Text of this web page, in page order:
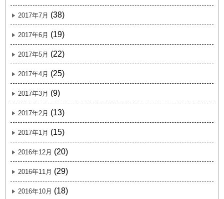
2017年7月 (38)
2017年6月 (19)
2017年5月 (22)
2017年4月 (25)
2017年3月 (9)
2017年2月 (13)
2017年1月 (15)
2016年12月 (20)
2016年11月 (29)
2016年10月 (18)